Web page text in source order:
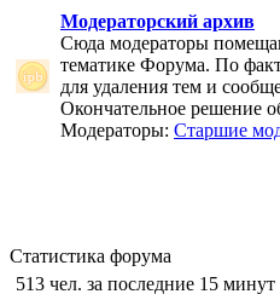
Модераторский архив
Сюда модераторы
тематике Форума. По
для удаления тем и
Окончательное решение
Модераторы: Старшие
Статистика форума
513 чел. за последние 15 минут